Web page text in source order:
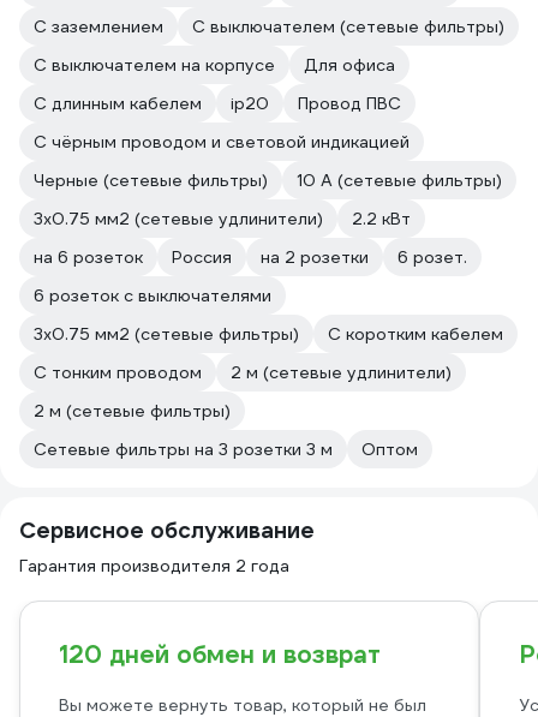
С заземлением
С выключателем (сетевые фильтры)
С выключателем на корпусе
Для офиса
С длинным кабелем
ip20
Провод ПВС
С чёрным проводом и световой индикацией
Черные (сетевые фильтры)
10 А (сетевые фильтры)
3х0.75 мм2 (сетевые удлинители)
2.2 кВт
на 6 розеток
Россия на 2 розетки
6 розет.
6 розеток с выключателями
3х0.75 мм2 (сетевые фильтры)
С коротким кабелем
С тонким проводом
2 м (сетевые удлинители)
2 м (сетевые фильтры)
Сетевые фильтры на 3 розетки 3 м
Оптом
Сервисное обслуживание
Гарантия производителя 2 года
120 дней обмен и возврат
Вы можете вернуть товар, который не был